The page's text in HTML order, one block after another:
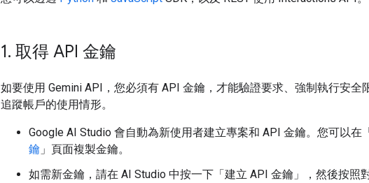
1. 取得 API 金鑰
如要使用 Gemini API，您必須有 API 金鑰，才能驗證要求、強制執行安全
追蹤帳戶的使用情形。
Google AI Studio 會自動為新使用者建立專案和 API 金鑰。您可以在
鑰 」頁面複製金鑰。
如需新金鑰，請在 AI Studio 中按一下「建立 API 金鑰」
，然後按照